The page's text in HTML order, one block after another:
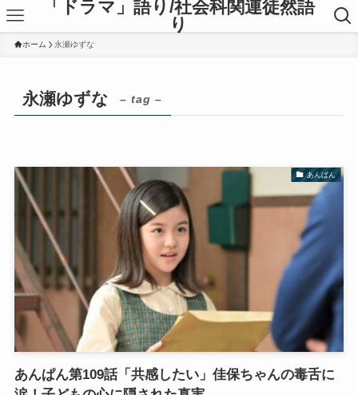
「ドラマ」語り/社会科関連徒然語
り
ホーム 永瀬ゆずな
永瀬ゆずな – tag –
あんぱん
あんぱん第109話「共感したい」佳保ちゃんの毒舌に